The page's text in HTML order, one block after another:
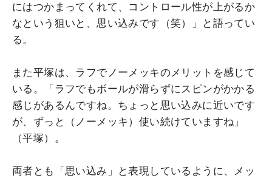
にはつかまってくれて、コントロール性が上がるか
なという狙いと、思い込みです（笑）
」と語ってい
る。
また平塚は、ラフでノーメッキのメリットを感じて
いる。「ラフでもボールが滑らずにスピンがかかる
感じがあるんですね。ちょっと思い込みに近いです
が、ずっと（ノーメッキ）使い続けていますね」
（平塚）。
両者とも「思い込み」と表現しているように、メッ